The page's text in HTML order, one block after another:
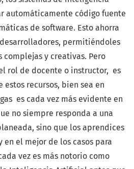
automáticamente código fuente
de software. Esto ahorra
permitiéndoles
complejas y creativas. Pero
rol de docente o instructor, es
estos recursos, bien sea en
es cada vez más evidente en
no siempre responda a una
sino que los aprendices
en el mejor de los casos para
vez es más notorio como